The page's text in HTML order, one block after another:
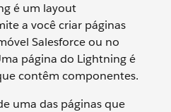
é um layout
a você criar páginas
Salesforce ou no
página do Lightning é
contêm componentes.
uma das páginas que